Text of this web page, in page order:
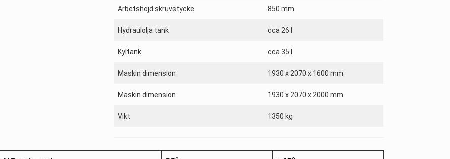
Arbetshöjd skruvstycke 850 mm
Hydraulolja tank cca 26 l
Kyltank cca 35 l
Maskin dimension 1930 x 2070 x 1600 mm
Maskin dimension 1930 x 2070 x 2000 mm
Vikt 1350 kg